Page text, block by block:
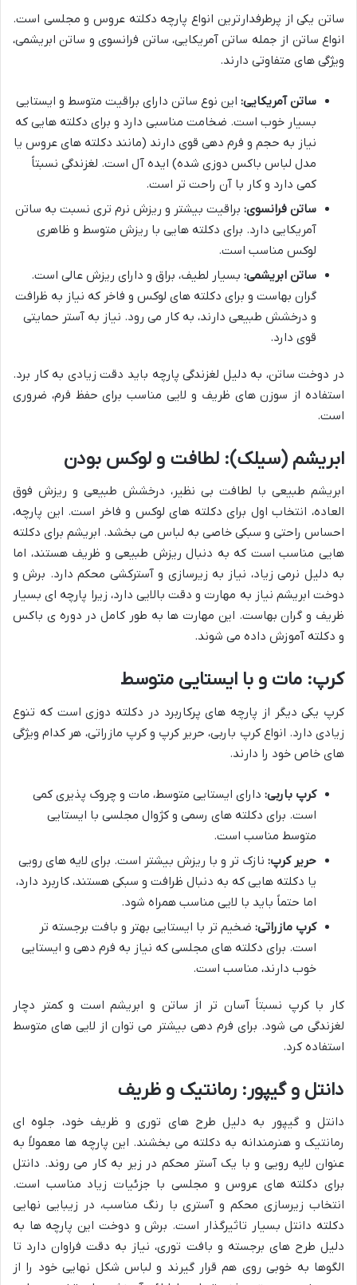
ساتن یکی از پرطرفدارترین انواع پارچه دکلته عروس و مجلسی است.
انواع ساتن از جمله ساتن آمریکایی، ساتن فرانسوی و ساتن ابریشمی،
ویژگی های متفاوتی دارند.
ساتن آمریکایی: این نوع ساتن دارای براقیت متوسط و ایستایی
بسیار خوب است. ضخامت مناسبی دارد و برای دکلته هایی که
نیاز به حجم و فرم دهی قوی دارند (مانند دکلته های عروس یا
مدل لباس باکس دوزی شده) ایده آل است. لغزندگی نسبتاً
کمی دارد و کار با آن راحت تر است.
ساتن فرانسوی: براقیت بیشتر و ریزش نرم تری نسبت به ساتن
آمریکایی دارد. برای دکلته هایی با ریزش متوسط و ظاهری
لوکس مناسب است.
ساتن ابریشمی: بسیار لطیف، براق و دارای ریزش عالی است.
گران بهاست و برای دکلته های لوکس و فاخر که نیاز به ظرافت
و درخشش طبیعی دارند، به کار می رود. نیاز به آستر حمایتی
قوی دارد.
در دوخت ساتن، به دلیل لغزندگی پارچه باید دقت زیادی به کار برد.
استفاده از سوزن های ظریف و لایی مناسب برای حفظ فرم، ضروری
است.
ابریشم (سیلک): لطافت و لوکس بودن
ابریشم طبیعی با لطافت بی نظیر، درخشش طبیعی و ریزش فوق
العاده، انتخاب اول برای دکلته های لوکس و فاخر است. این پارچه،
احساس راحتی و سبکی خاصی به لباس می بخشد. ابریشم برای دکلته
هایی مناسب است که به دنبال ریزش طبیعی و ظریف هستند، اما
به دلیل نرمی زیاد، نیاز به زیرسازی و آسترکشی محکم دارد. برش و
دوخت ابریشم نیاز به مهارت و دقت بالایی دارد، زیرا پارچه ای بسیار
ظریف و گران بهاست. این مهارت ها به طور کامل در دوره ی باکس
و دکلته آموزش داده می شوند.
کرپ: مات و با ایستایی متوسط
کرپ یکی دیگر از پارچه های پرکاربرد در دکلته دوزی است که تنوع
زیادی دارد. انواع کرپ باربی، حریر کرپ و کرپ مازراتی، هر کدام ویژگی
های خاص خود را دارند.
کرپ باربی: دارای ایستایی متوسط، مات و چروک پذیری کمی
است. برای دکلته های رسمی و کژوال مجلسی با ایستایی
متوسط مناسب است.
حریر کرپ: نازک تر و با ریزش بیشتر است. برای لایه های رویی
یا دکلته هایی که به دنبال ظرافت و سبکی هستند، کاربرد دارد،
اما حتماً باید با لایی مناسب همراه شود.
کرپ مازراتی: ضخیم تر با ایستایی بهتر و بافت برجسته تر
است. برای دکلته های مجلسی که نیاز به فرم دهی و ایستایی
خوب دارند، مناسب است.
کار با کرپ نسبتاً آسان تر از ساتن و ابریشم است و کمتر دچار
لغزندگی می شود. برای فرم دهی بیشتر می توان از لایی های متوسط
استفاده کرد.
دانتل و گیپور: رمانتیک و ظریف
دانتل و گیپور به دلیل طرح های توری و ظریف خود، جلوه ای
رمانتیک و هنرمندانه به دکلته می بخشند. این پارچه ها معمولاً به
عنوان لایه رویی و با یک آستر محکم در زیر به کار می روند. دانتل
برای دکلته های عروس و مجلسی با جزئیات زیاد مناسب است.
انتخاب زیرسازی محکم و آستری با رنگ مناسب، در زیبایی نهایی
دکلته دانتل بسیار تاثیرگذار است. برش و دوخت این پارچه ها به
دلیل طرح های برجسته و بافت توری، نیاز به دقت فراوان دارد تا
الگوها به خوبی روی هم قرار گیرند و لباس شکل نهایی خود را از